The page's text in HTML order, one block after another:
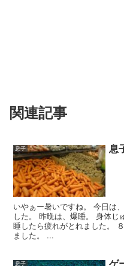
関連記事
息子 息
いやぁー暑いですね。 今日は
した。 昨晩は、爆睡。 身体じ
睡したら疲れがとれました。
ました。 ...
息子 ゲ